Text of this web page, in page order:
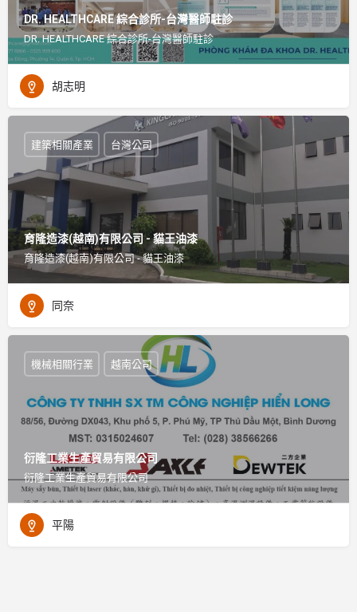
DR. HEALTHCARE 綜合診所-台灣醫師駐診
DR. HEALTHCARE 綜合診所-台灣醫師駐診
胡志明
育隆造漆(越南)有限公司 - 貓王油漆
育隆造漆(越南)有限公司 - 貓王油漆
建築相關產業 台灣公司
同奈
衍隆工業生產貿易有限公司
衍隆工業生產貿易有限公司
機械相關行業 越南公司
平陽